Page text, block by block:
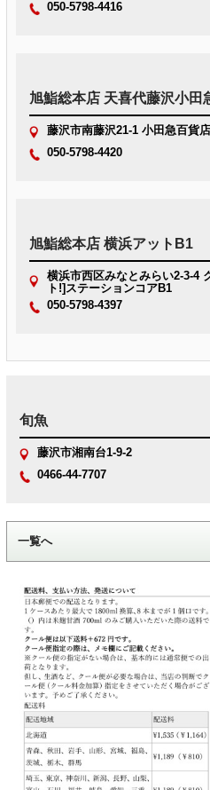
050-5798-4416
旭鮨総本店 天喜代藤沢小田
藤沢市南藤沢21-1 小田急百貨
050-5798-4420
旭鮨総本店 横浜アットB1
横浜市西区みなとみらい2-3-4
ト!]ステーションコアB1
050-5798-4397
旬魚
藤沢市湘南台1-9-2
0466-44-7707
一覧へ